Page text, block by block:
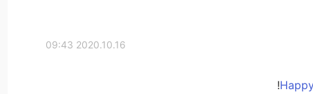
2020.10.16 09:43